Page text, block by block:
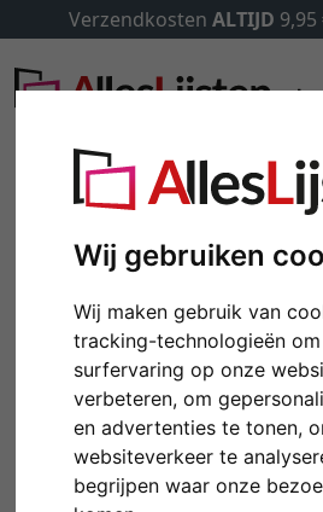
Wij gebruiken
Wij maken gebruik van
tracking-technologieën
surfervaring op onze
verbeteren, om
en advertenties te tonen,
websiteverkeer te
begrijpen waar onze
Verzendkosten ALTIJD 9,95
Terug